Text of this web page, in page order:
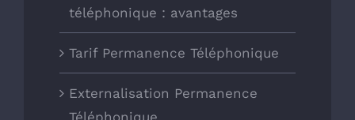
téléphonique : avantages
Tarif Permanence Téléphonique
Externalisation Permanence